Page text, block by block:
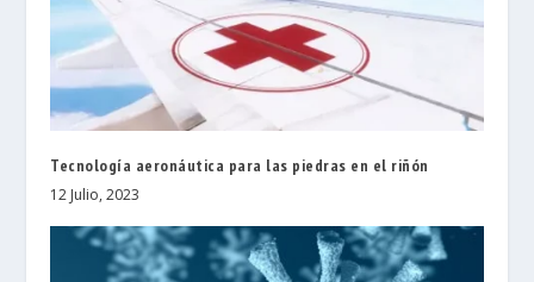
Tecnología aeronáutica para las piedras en el riñón
12 Julio, 2023